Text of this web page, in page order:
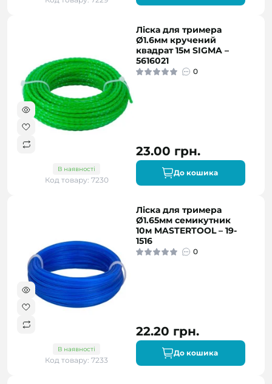
В наявності
Код товару: 7230
Ліска для тримера
Ø1.6мм кручений
квадрат 15м SIGMA –
5616021
0
23.00 грн.
До кошика
В наявності
Код товару: 7233
Ліска для тримера
Ø1.65мм семикутник
10м MASTERTOOL – 19-
1516
0
22.20 грн.
До кошика